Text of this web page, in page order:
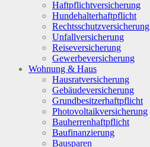
Haftpflichtversicherung
Hundehalterhaftpflicht
Rechtsschutzversicherung
Unfallversicherung
Reiseversicherung
Gewerbeversicherung
Wohnung & Haus
Hausratversicherung
Gebäudeversicherung
Grundbesitzerhaftpflicht
Photovoltaikversicherung
Bauherrenhaftpflicht
Baufinanzierung
Bausparen